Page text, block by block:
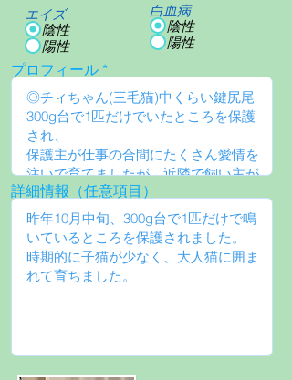
エイズ
陰性
陽性
白血病
陰性
陽性
プロフィール
詳細情報（任意項目）